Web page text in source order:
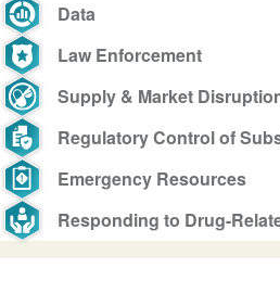
Data
Law Enforcement
Supply & Market
Regulatory Control of
Emergency Resources
Responding to Drug-